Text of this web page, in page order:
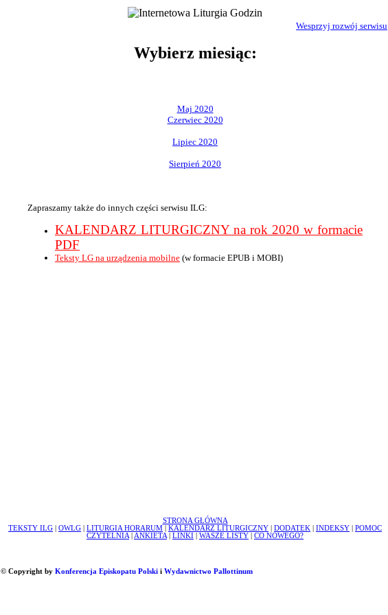
Wesprzyj rozwój serwisu
Wybierz miesiąc:
Maj 2020
Czerwiec 2020
Lipiec 2020
Sierpień 2020
Zapraszamy także do innych części serwisu ILG:
KALENDARZ LITURGICZNY na rok 2020 w formacie
PDF
Teksty LG na urządzenia mobilne (w formacie EPUB i MOBI)
STRONA GŁÓWNA
TEKSTY ILG
OWLG LITURGIA HORARUM KALENDARZ LITURGICZNY DODATEK INDEKSY
POMOC
CZYTELNIA
ANKIETA LINKI WASZE LISTY CO NOWEGO?
© Copyright by Konferencja Episkopatu Polskii Wydawnictwo Pallottinum